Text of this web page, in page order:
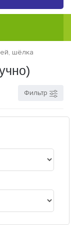
шёлка
Фильтр